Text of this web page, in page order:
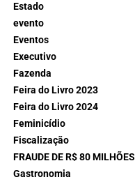
Estado
evento
Eventos
Executivo
Fazenda
Feira do Livro 2023
Feira do Livro 2024
Feminicídio
Fiscalização
FRAUDE DE R$ 80 MILHÕES
Gastronomia